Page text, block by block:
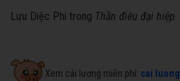
Lưu Diệc Phi trong Thần điêu đại hiệp.
Xem cải lương miễn phí: cai luong